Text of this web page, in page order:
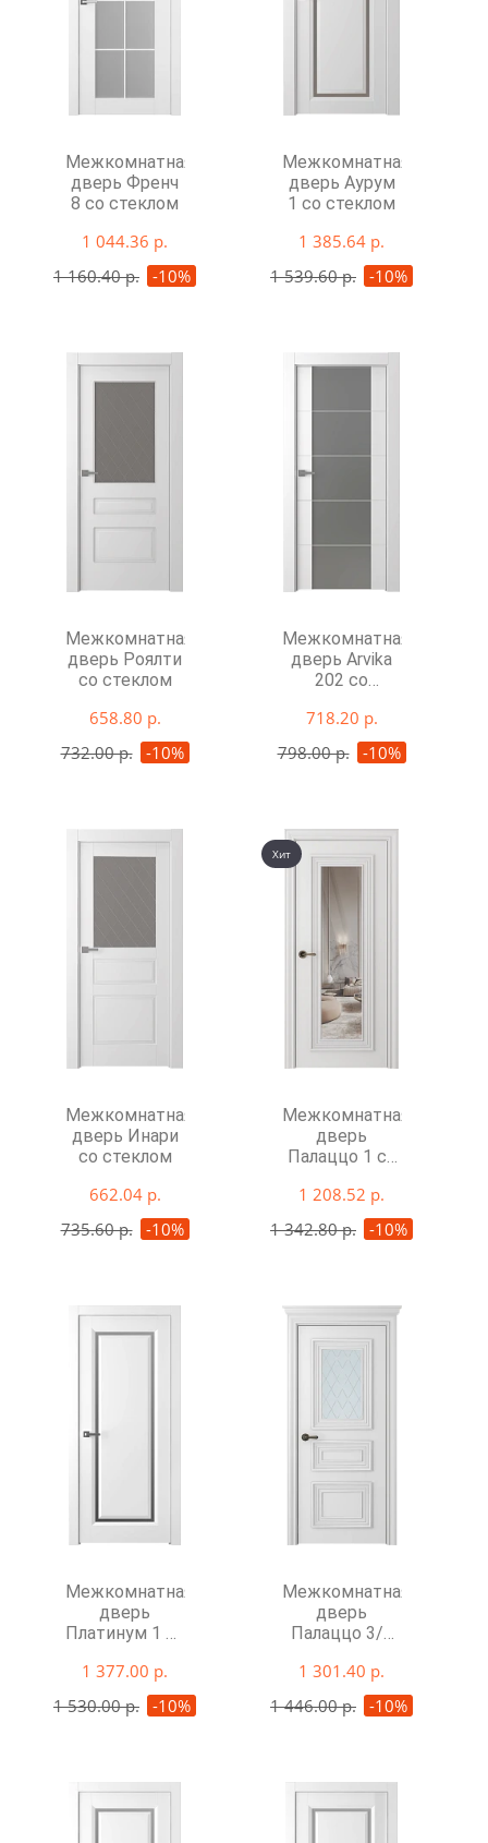
Межкомнатная
дверь Френч
8 со стеклом
1 044.36 р.
1 160.40 р. -10%
Межкомнатная
дверь Аурум
1 со стеклом
1 385.64 р.
1 539.60 р. -10%
Межкомнатная
дверь Роялти
со стеклом
658.80 р.
732.00 р.
-10%
Межкомнатная
дверь Arvika
202 со
718.20 р.
798.00 р.
-10%
Межкомнатная
дверь Инари
со стеклом
662.04 р.
735.60 р.
-10%
Хит
Межкомнатная
дверь
Палаццо 1 со
1 208.52 р.
1 342.80 р. -10%
Межкомнатная
дверь
Платинум 1 со
1 377.00 р.
1 530.00 р. -10%
Межкомнатная
дверь
Палаццо 3/1
1 301.40 р.
1 446.00 р. -10%